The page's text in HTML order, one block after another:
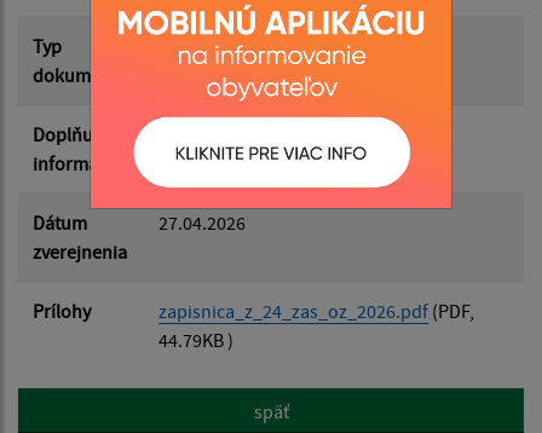
Filtrovať Reset
Typ
dokumentu
Zasadnutia OZ
Doplňujúce
informácie
Dátum
zverejnenia
27.04.2026
Prílohy zapisnica_z_24_zas_oz_2026.pdf (PDF,
44.79KB )
späť